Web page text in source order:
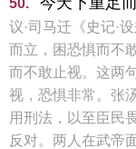
50.
议·司马迁《史记·
而立，困恐惧而不
而不敢止视。这两
视，恐惧非常。张
用刑法，以至臣民
反对。两人在武帝